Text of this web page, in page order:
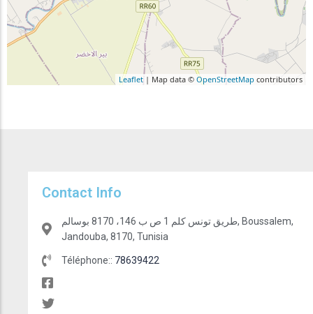
Leaflet | Map data © OpenStreetMap contributors
Contact Info
طريق تونس كلم 1 ص ب 146، 8170 بوسالم, Boussalem,
Jandouba, 8170, Tunisia
Téléphone:: 78639422